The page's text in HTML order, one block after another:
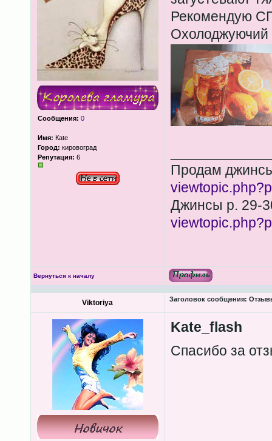
Сообщения: 0
Имя: Каte
Город: кировоград
Репутация: 6
Рекомендую
Охолоджуючий
Продам
Джинсы р. 29-
Вернуться к началу
Viktoriya Заголовок сообщения:
Kate_flash
Спасибо за